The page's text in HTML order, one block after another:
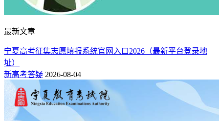
最新文章
宁夏高考征集志愿填报系统官网入口2026（最新平台登录地
址）
新高考答疑 2026-08-04